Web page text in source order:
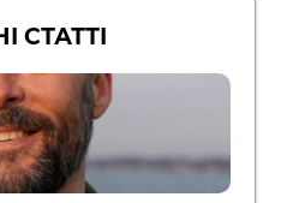
СТАТТІ